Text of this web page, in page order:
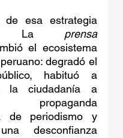
de esa estrategia
La prensa
el ecosistema
degradó el
habituó a
la ciudadanía a
propaganda
de periodismo y
desconfianza